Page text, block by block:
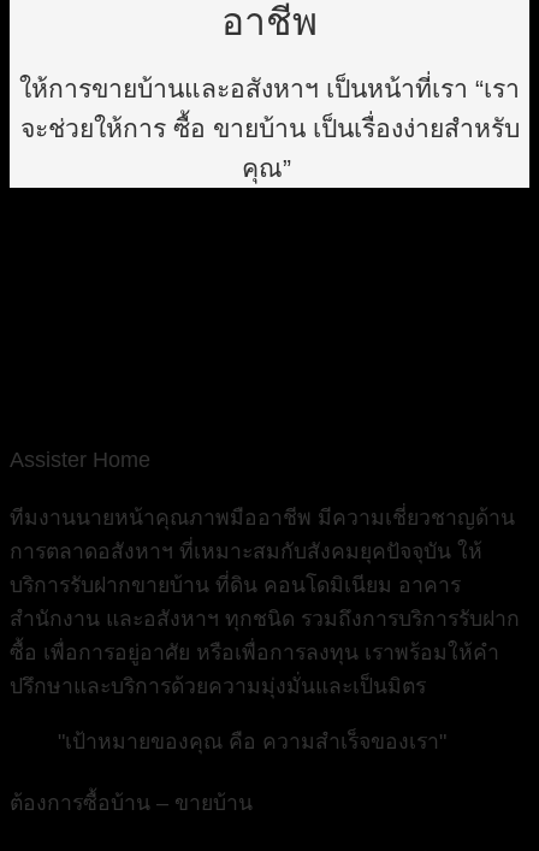
อาชีพ
ให้การขายบ้านและอสังหาฯ เป็นหน้าที่เรา “เรา
จะช่วยให้การ ซื้อ ขายบ้าน เป็นเรื่องง่ายสำหรับ
คุณ”
Assister Home
ทีมงานนายหน้าคุณภาพมืออาชีพ มีความเชี่ยวชาญด้าน
การตลาดอสังหาฯ ที่เหมาะสมกับสังคมยุคปัจจุบัน ให้
บริการรับฝากขายบ้าน ที่ดิน คอนโดมิเนียม อาคาร
สำนักงาน และอสังหาฯ ทุกชนิด รวมถึงการบริการรับฝาก
ซื้อ เพื่อการอยู่อาศัย หรือเพื่อการลงทุน เราพร้อมให้คำ
ปรึกษาและบริการด้วยความมุ่งมั่นและเป็นมิตร
"เป้าหมายของคุณ คือ ความสำเร็จของเรา"
ต้องการซื้อบ้าน – ขายบ้าน